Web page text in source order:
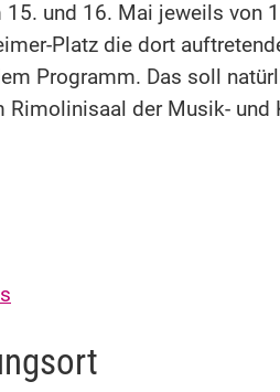
15. und 16. Mai jeweils von
Platz die dort
Programm. Das soll
der Musik- und